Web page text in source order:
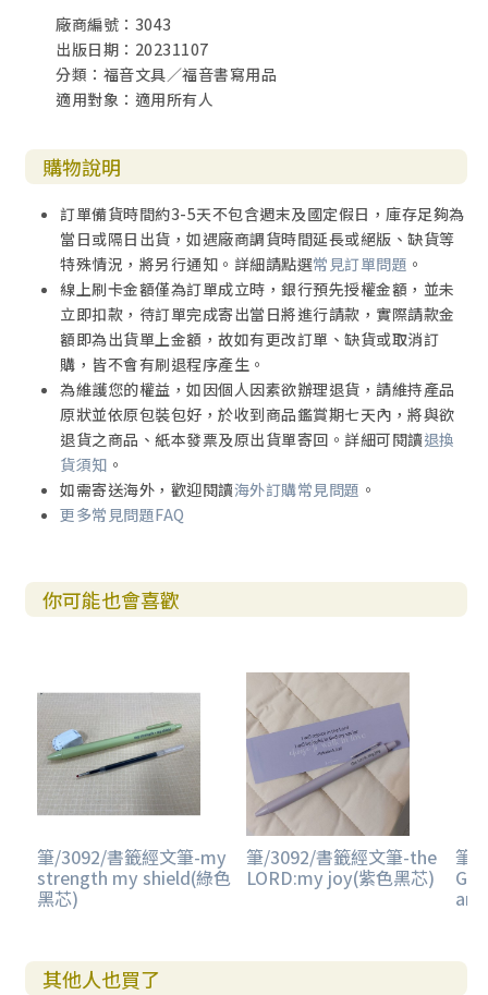
廠商編號：3043
出版日期：20231107
分類：福音文具／福音書寫用品
適用對象：適用所有人
購物說明
訂單備貨時間約3-5天不包含週末及國定假日，庫存足夠為
當日或隔日出貨，如遇廠商調貨時間延長或絕版、缺貨等
特殊情況，將另行通知。詳細請點選常見訂單問題 。
線上刷卡金額僅為訂單成立時，銀行預先授權金額，並未
立即扣款，待訂單完成寄出當日將進行請款，實際請款金
額即為出貨單上金額，故如有更改訂單、缺貨或取消訂
購，皆不會有刷退程序產生。
為維護您的權益，如因個人因素欲辦理退貨，請維持產品
原狀並依原包裝包好，於收到商品鑑賞期七天內，將與欲
退貨之商品、紙本發票及原出貨單寄回。詳細可閱讀退換
貨須知 。
如需寄送海外，歡迎閱讀海外訂購常見問題 。
更多常見問題FAQ
你可能也會喜歡
筆/3092/書籤經文筆-my
strength my shield(綠色
黑芯)
筆/3092/書籤經文筆-the
LORD:my joy(紫色黑芯)
筆/
其他人也買了